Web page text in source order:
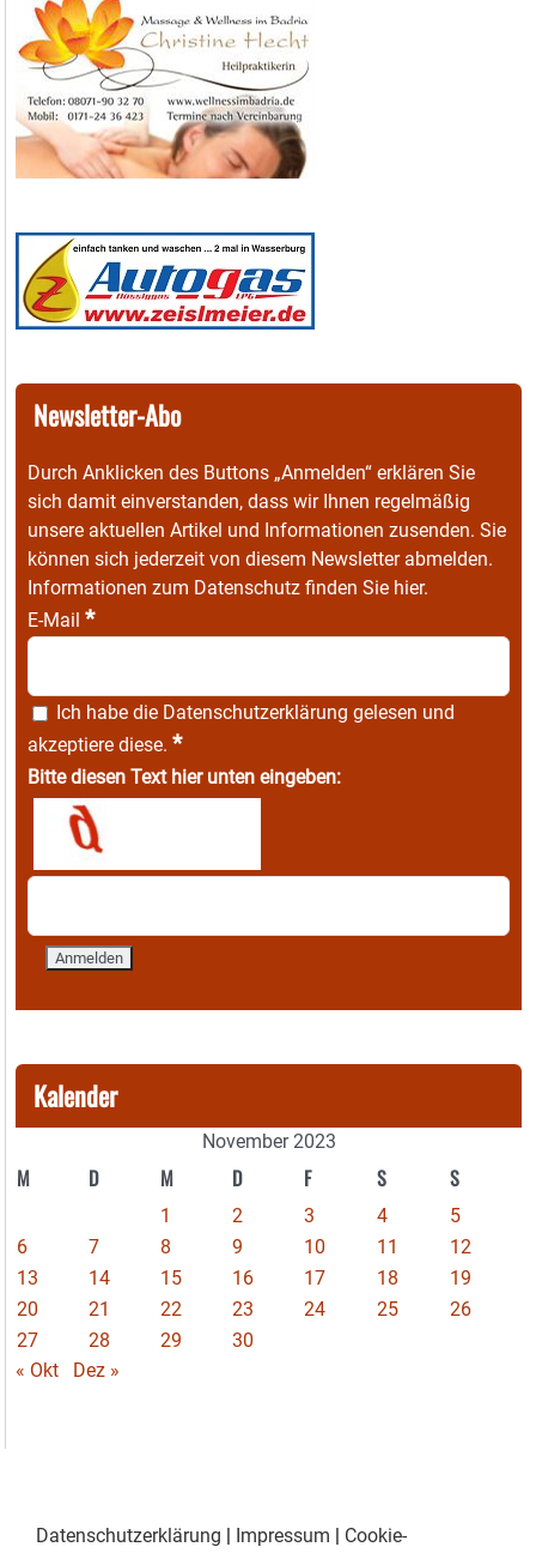
Newsletter-Abo
Durch Anklicken des Buttons „Anmelden“ erklären Sie
sich damit einverstanden, dass wir Ihnen regelmäßig
unsere aktuellen Artikel und Informationen zusenden. Sie
können sich jederzeit von diesem Newsletter abmelden.
Informationen zum Datenschutz finden Sie hier.
E-Mail *
Ich habe die Datenschutzerklärung gelesen und
akzeptiere diese. *
Bitte diesen Text hier unten eingeben:
Kalender
November 2023
M D M D F S S
1 2 3 4
5
6
7 8 9 10 11
12
13
14 15 16 17 18
19
20
21 22 23 24 25
26
27
28 29
30
« Okt
Dez »
Datenschutzerklärung | Impressum | Cookie-